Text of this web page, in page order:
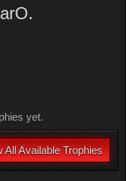
yet.
All Available Trophies